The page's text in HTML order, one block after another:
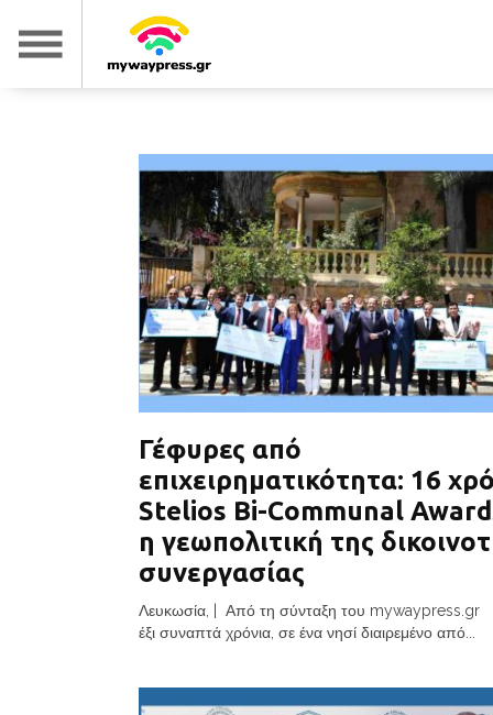
Γέφυρες από
επιχειρηματικότητα: 16
Stelios Bi-Communal
η γεωπολιτική της
συνεργασίας
Λευκωσία, | Από τη σύνταξη του mywaypress.gr
έξι συναπτά χρόνια, σε ένα νησί διαιρεμένο από...